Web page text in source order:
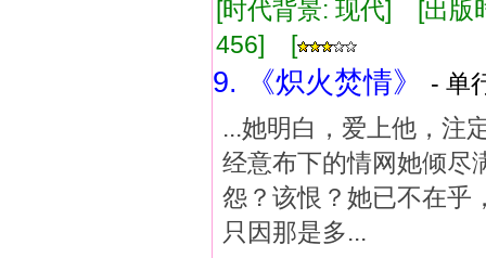
[时代背景: 现代] [出
456] [
9. 《炽火焚情》
- 单
...她明白，爱上他，注
经意布下的情网她倾尽
怨？该恨？她已不在
只因那是多...